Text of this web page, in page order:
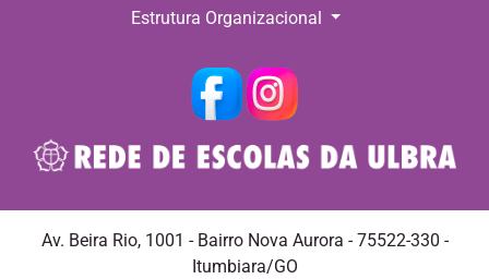
Estrutura Organizacional
Av. Beira Rio, 1001 - Bairro Nova Aurora - 75522-330 -
Itumbiara/GO